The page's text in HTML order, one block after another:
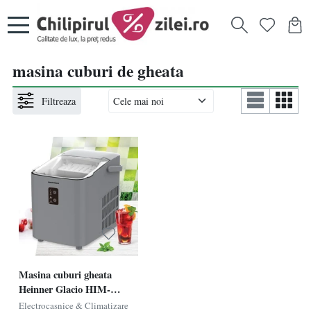
masina cuburi de gheata
Filtreaza
Masina cuburi gheata
Heinner Glacio HIM-
100SL, Putere 120W,
Electrocasnice & Climatizare